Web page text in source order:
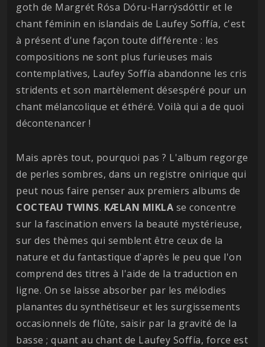
goth de Margrét Rósa Dóru-Harrýsdóttir et le
chant féminin en islandais de Laufey Soffía, c'est
à présent d'une façon toute différente : les
compositions ne sont plus furieuses mais
contemplatives, Laufey Soffía abandonne les cris
stridents et son martèlement désespéré pour un
chant mélancolique et éthéré. Voilà qui a de quoi
décontenancer !
Mais après tout, pourquoi pas ? L'album regorge
de perles sombres, dans un registre onirique qui
peut nous faire penser aux premiers albums de
COCTEAU TWINS. KÆLAN MIKLA se concentre
sur la fascination envers la beauté mystérieuse,
sur des thèmes qui semblent être ceux de la
nature et du fantastique d'après le peu que l'on
comprend des titres à l'aide de la traduction en
ligne. On se laisse absorber par les mélodies
planantes du synthétiseur et les surgissements
occasionnels de flûte, saisir par la gravité de la
basse ; quant au chant de Laufey Soffía, force est